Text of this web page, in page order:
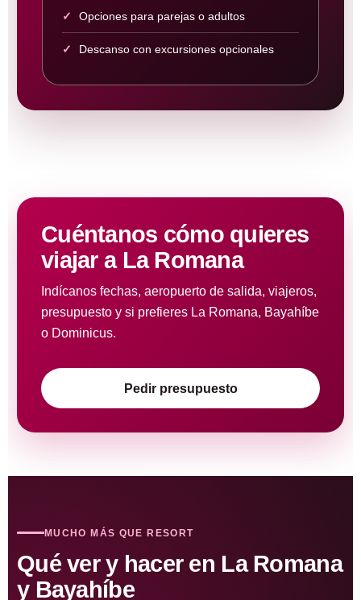
Opciones para parejas o adultos
Descanso con excursiones opcionales
Cuéntanos cómo quieres
viajar a La Romana
Indícanos fechas, aeropuerto de salida, viajeros,
presupuesto y si prefieres La Romana, Bayahíbe
o Dominicus.
Pedir presupuesto
MUCHO MÁS QUE RESORT
Qué ver y hacer en La Romana
y Bayahíbe